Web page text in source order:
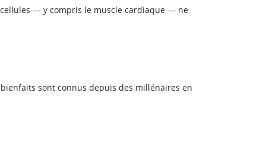
— y compris le muscle cardiaque — ne
sont connus depuis des millénaires en